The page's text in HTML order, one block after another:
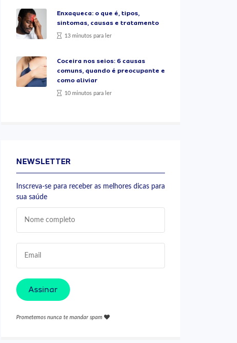
Enxaqueca: o que é, tipos,
sintomas, causas e tratamento
13 minutos para ler
Coceira nos seios: 6 causas
comuns, quando é preocupante e
como aliviar
10 minutos para ler
NEWSLETTER
Inscreva-se para receber as melhores dicas para
sua saúde
Assinar
Prometemos nunca te mandar spam